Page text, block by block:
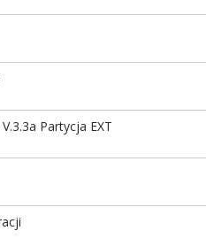
Partycja EXT